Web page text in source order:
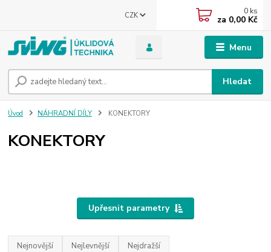
Menu
CZK
Hledat
0 ks
za 0,00 Kč
Úvod NÁHRADNÍ DÍLY KONEKTORY
KONEKTORY
Upřesnit parametry
Nejnovější Nejlevnější Nejdražší